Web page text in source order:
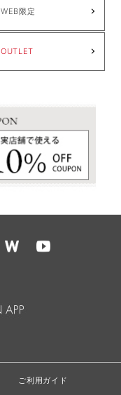
WEB限定
OUTLET
ご利用ガイド